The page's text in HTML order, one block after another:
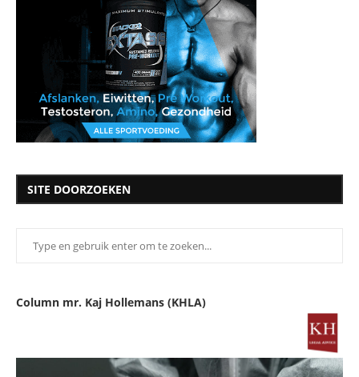
SITE DOORZOEKEN
Column mr. Kaj Hollemans (KHLA)